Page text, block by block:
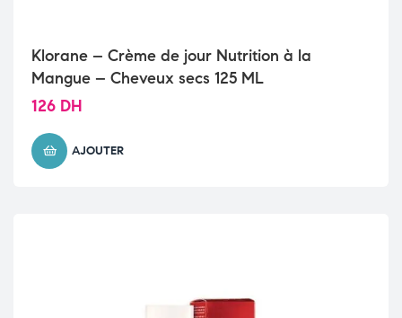
Klorane – Crème de jour Nutrition à la
Mangue – Cheveux secs 125 ML
126 DH
AJOUTER